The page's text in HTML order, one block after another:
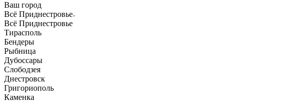
Ваш город
Всё Приднестровье
Всё Приднестровье
Тирасполь
Бендеры
Рыбница
Дубоссары
Слободзея
Днестровск
Григориополь
Каменка